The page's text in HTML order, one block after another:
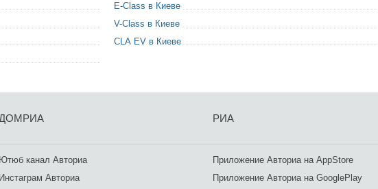
E-Class в Киеве
V-Class в Киеве
CLA EV в Киеве
РИА
Ютюб канал Авториа
Инстаграм Авториа
Приложение Авториа на AppStore
Приложение Авториа на GooglePlay